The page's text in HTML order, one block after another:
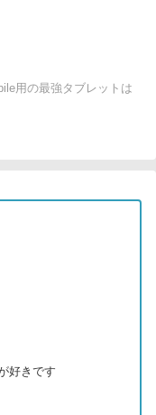
用の最強タブレットは
好きです